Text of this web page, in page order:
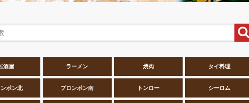
酒屋 ラーメン 焼肉 タイ料理
ポン北 プロンポン南 トンロー シーロム